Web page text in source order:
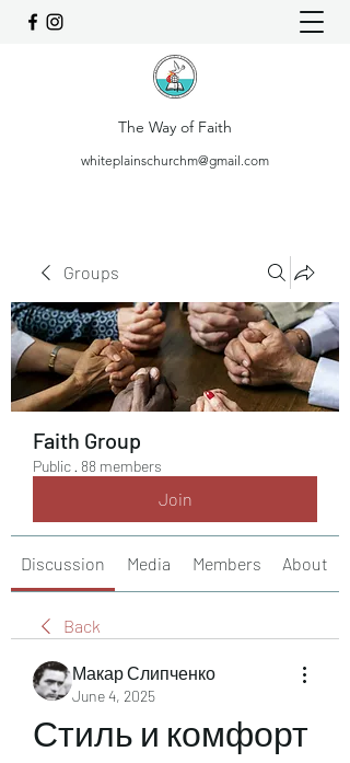
The Way of Faith
whiteplainschurchm@gmail.com
Groups
Faith Group
Public · 88 members
Join
Discussion Media Members About
Back
Макар Слипченко
June 4, 2025
Стиль и комфорт